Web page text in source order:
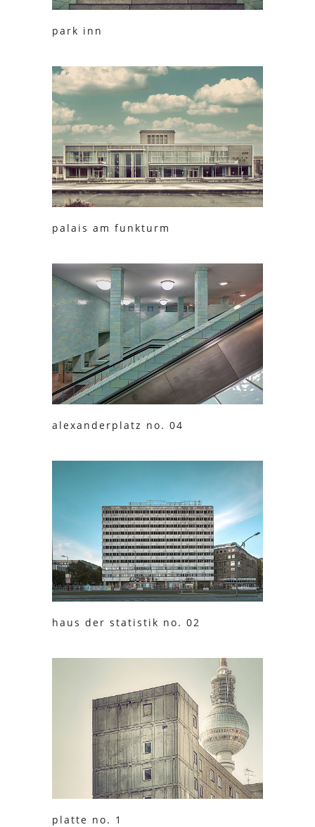
park inn
palais am funkturm
alexanderplatz no. 04
haus der statistik no. 02
platte no. 1